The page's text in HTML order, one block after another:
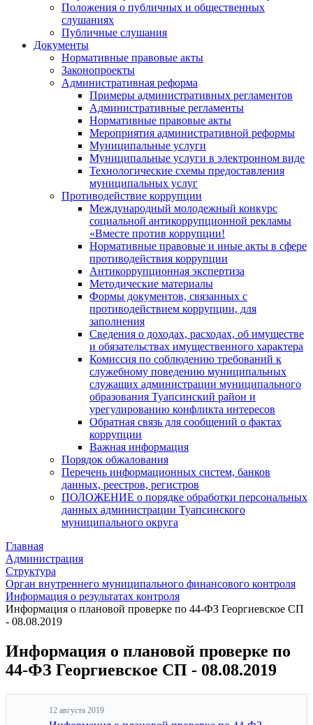
Положения о публичных и общественных
слушаниях
Публичные слушания
Документы
Нормативные правовые акты
Законопроекты
Административная реформа
Примеры административных регламентов
Административные регламенты
Нормативные правовые акты
Мероприятия административной реформы
Муниципальные услуги
Муниципальные услуги в электронном виде
Технологические схемы предоставления
муниципальных услуг
Противодействие коррупции
Международный молодежный конкурс
социальной антикоррупционной рекламы
«Вместе против коррупции!
Нормативные правовые и иные акты в сфере
противодействия коррупции
Антикоррупционная экспертиза
Методические материалы
Формы документов, связанных с
противодействием коррупции, для
заполнения
Сведения о доходах, расходах, об имуществе
и обязательствах имущественного характера
Комиссия по соблюдению требований к
служебному поведению муниципальных
служащих администрации муниципального
образования Туапсинский район и
урегулированию конфликта интересов
Обратная связь для сообщений о фактах
коррупции
Важная информация
Порядок обжалования
Перечень информационных систем, банков
данных, реестров, регистров
ПОЛОЖЕНИЕ о порядке обработки персональных
данных администрации Туапсинского
муниципального округа
Главная
Администрация
Структура
Орган внутреннего муниципального финансового контроля
Информация о результатах контроля
Информация о плановой проверке по 44-ФЗ Георгиевское СП
- 08.08.2019
Информация о плановой проверке по
44-ФЗ Георгиевское СП - 08.08.2019
12 августа 2019